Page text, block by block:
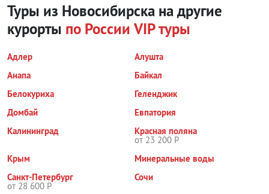
Туры из Новосибирска на другие
курорты по России VIP туры
Адлер
Алушта
Анапа
Байкал
Белокуриха
Геленджик
Домбай
Евпатория
Калининград
Красная поляна
от 23 200 Р
Крым
Минеральные воды
Санкт-Петербург
от 28 600 Р
Сочи